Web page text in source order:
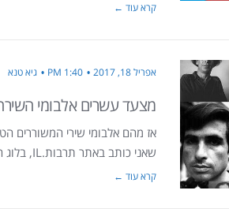
קרא עוד ←
אפריל 18, 2017 1:40 PM גיא טנא
מצעד עשרים אלבומי
אז מהם אלבומי שירי המשוררים
שאני כותב באתר תרבות.IL, בלוג העונה לשם "שני
קרא עוד ←